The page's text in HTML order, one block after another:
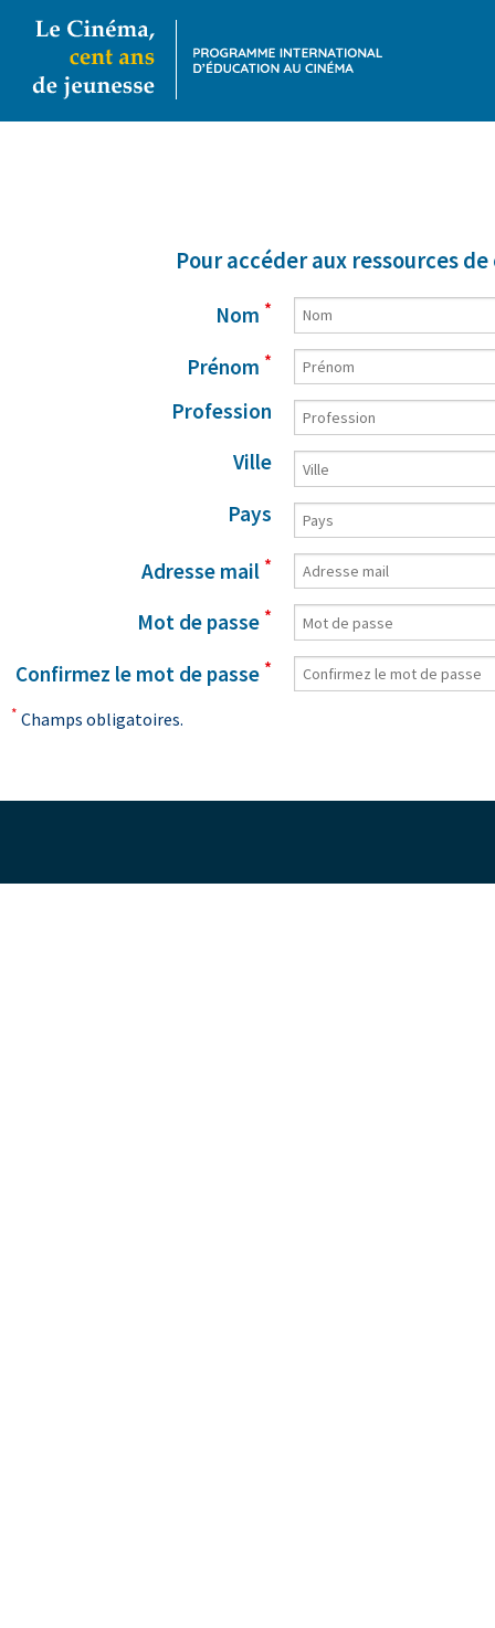
Pour accéder aux ressources
Nom *
Prénom *
Profession
Ville
Pays
Adresse mail *
Mot de passe *
Confirmez le mot de passe *
* Champs obligatoires.